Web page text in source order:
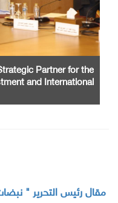
Partner for the
and International
مقال رئيس التحرير "